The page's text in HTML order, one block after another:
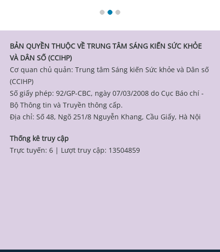
BẢN QUYỀN THUỘC VỀ TRUNG TÂM SÁNG KIẾN SỨC KHỎE
VÀ DÂN SỐ (CCIHP)
Cơ quan chủ quản: Trung tâm Sáng kiến Sức khỏe và Dân số
(CCIHP)
Số giấy phép: 92/GP-CBC, ngày 07/03/2008 do Cục Báo chí -
Bộ Thông tin và Truyền thông cấp.
Địa chỉ: Số 48, Ngõ 251/8 Nguyễn Khang, Cầu Giấy, Hà Nội
Thống kê truy cập
Trực tuyến: 6 | Lượt truy cập: 13504859